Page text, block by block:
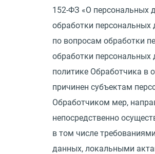
152-ФЗ «О персональных
обработки
по вопросам обработки
обработки
политике Обработчика в
причинен субъектам
Обработчиком мер,
непосредственно
в том числе
данных, локальными